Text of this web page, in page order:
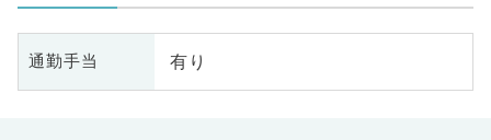
通勤手当 有り